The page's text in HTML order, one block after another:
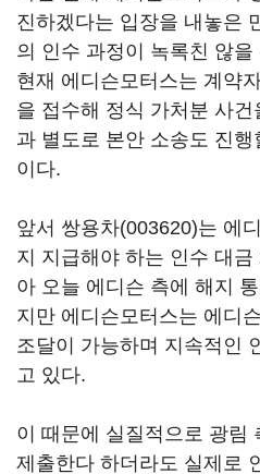
진하겠다는 입장을 내놓은
의 인수 과정이 녹록친 않
현재 에디슨모터스는 계약
을 접수해 정식 가처분 사
과 별도로 본안 소송도 진
이다.
앞서 쌍용차(003620)는 에
지 지급해야 하는 인수 대
아 오늘 에디슨 측에 해지
지만 에디슨모터스는 에디
조달이 가능하며 지속적인
고 있다.
이 때문에 실질적으로 광림
제출한다 하더라도 실제로